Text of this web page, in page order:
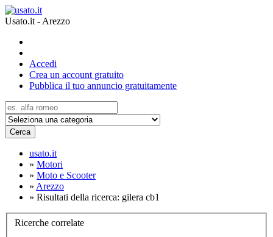
Usato.it - Arezzo
Accedi
Crea un account gratuito
Pubblica il tuo annuncio gratuitamente
Cerca
usato.it
» Motori
» Moto e Scooter
» Arezzo
» Risultati della ricerca: gilera cb1
Ricerche correlate